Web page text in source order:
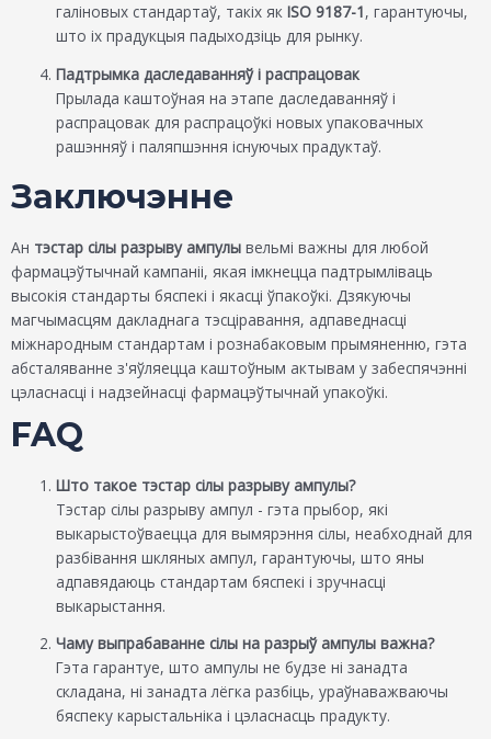
галіновых стандартаў, такіх якISO 9187-1, гарантуючы,
што іх прадукцыя падыходзіць для рынку.
Падтрымка даследаванняў і распрацовак
Прылада каштоўная на этапе даследаванняў і
распрацовак для распрацоўкі новых упаковачных
рашэнняў і паляпшэння існуючых прадуктаў.
Заключэнне
Ан тэстар сілы разрыву ампулы вельмі важны для любой
фармацэўтычнай кампаніі, якая імкнецца падтрымліваць
высокія стандарты бяспекі і якасці ўпакоўкі. Дзякуючы
магчымасцям дакладнага тэсціравання, адпаведнасці
міжнародным стандартам і рознабаковым прымяненню, гэта
абсталяванне з'яўляецца каштоўным актывам у забеспячэнні
цэласнасці і надзейнасці фармацэўтычнай упакоўкі.
FAQ
Што такое тэстар сілы разрыву ампулы?
Тэстар сілы разрыву ампул - гэта прыбор, які
выкарыстоўваецца для вымярэння сілы, неабходнай для
разбівання шкляных ампул, гарантуючы, што яны
адпавядаюць стандартам бяспекі і зручнасці
выкарыстання.
Чаму выпрабаванне сілы на разрыў ампулы важна?
Гэта гарантуе, што ампулы не будзе ні занадта
складана, ні занадта лёгка разбіць, ураўнаважваючы
бяспеку карыстальніка і цэласнасць прадукту.